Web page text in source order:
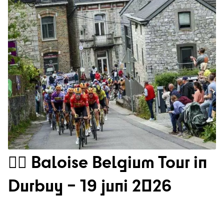
🚴‍♂️ Baloise Belgium Tour in
Durbuy – 19 juni 2026